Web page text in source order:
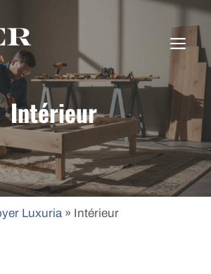
Intérieur
Luxuria» Intérieur